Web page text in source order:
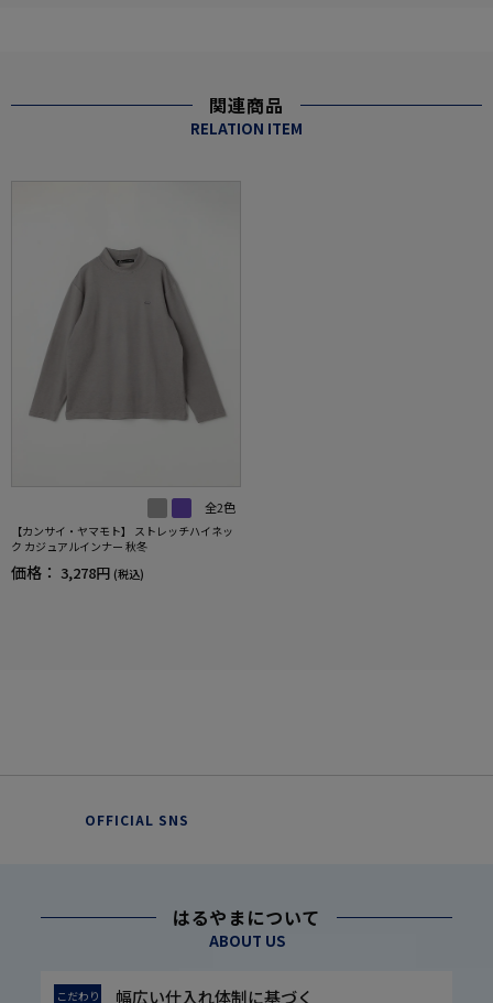
関連商品
RELATION ITEM
全2色
【カンサイ・ヤマモト】 ストレッチハイネッ
ク カジュアルインナー 秋冬
価格： 3,278円 (税込)
OFFICIAL SNS
はるやまについて
ABOUT US
こだわり
幅広い仕入れ体制に基づく